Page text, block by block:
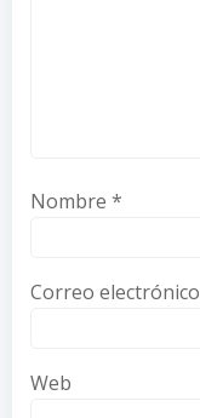
Nombre *
Correo electrónico
Web